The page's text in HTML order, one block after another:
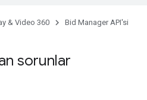
& Video 360
Bid Manager API'si
sorunlar